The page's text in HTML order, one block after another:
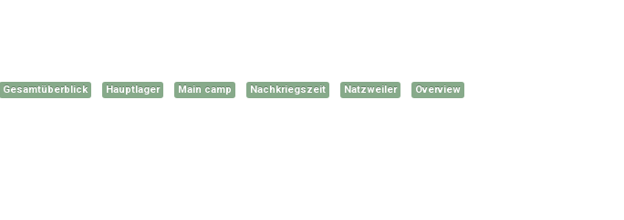
Gesamtüberblick Hauptlager Main camp Nachkriegszeit Natzweiler
Overview